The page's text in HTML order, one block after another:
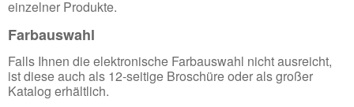
einzelner Produkte.
Farbauswahl
Falls Ihnen die elektronische Farbauswahl nicht ausreicht,
ist diese auch als 12-seitige Broschüre oder als großer
Katalog erhältlich.